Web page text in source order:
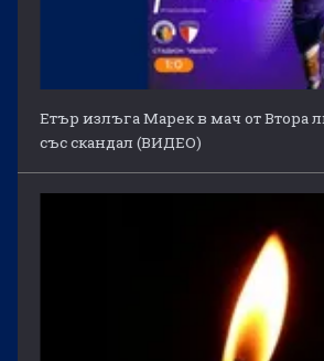
Етър излъга Марек в мач от Втора
със скандал (ВИДЕО)